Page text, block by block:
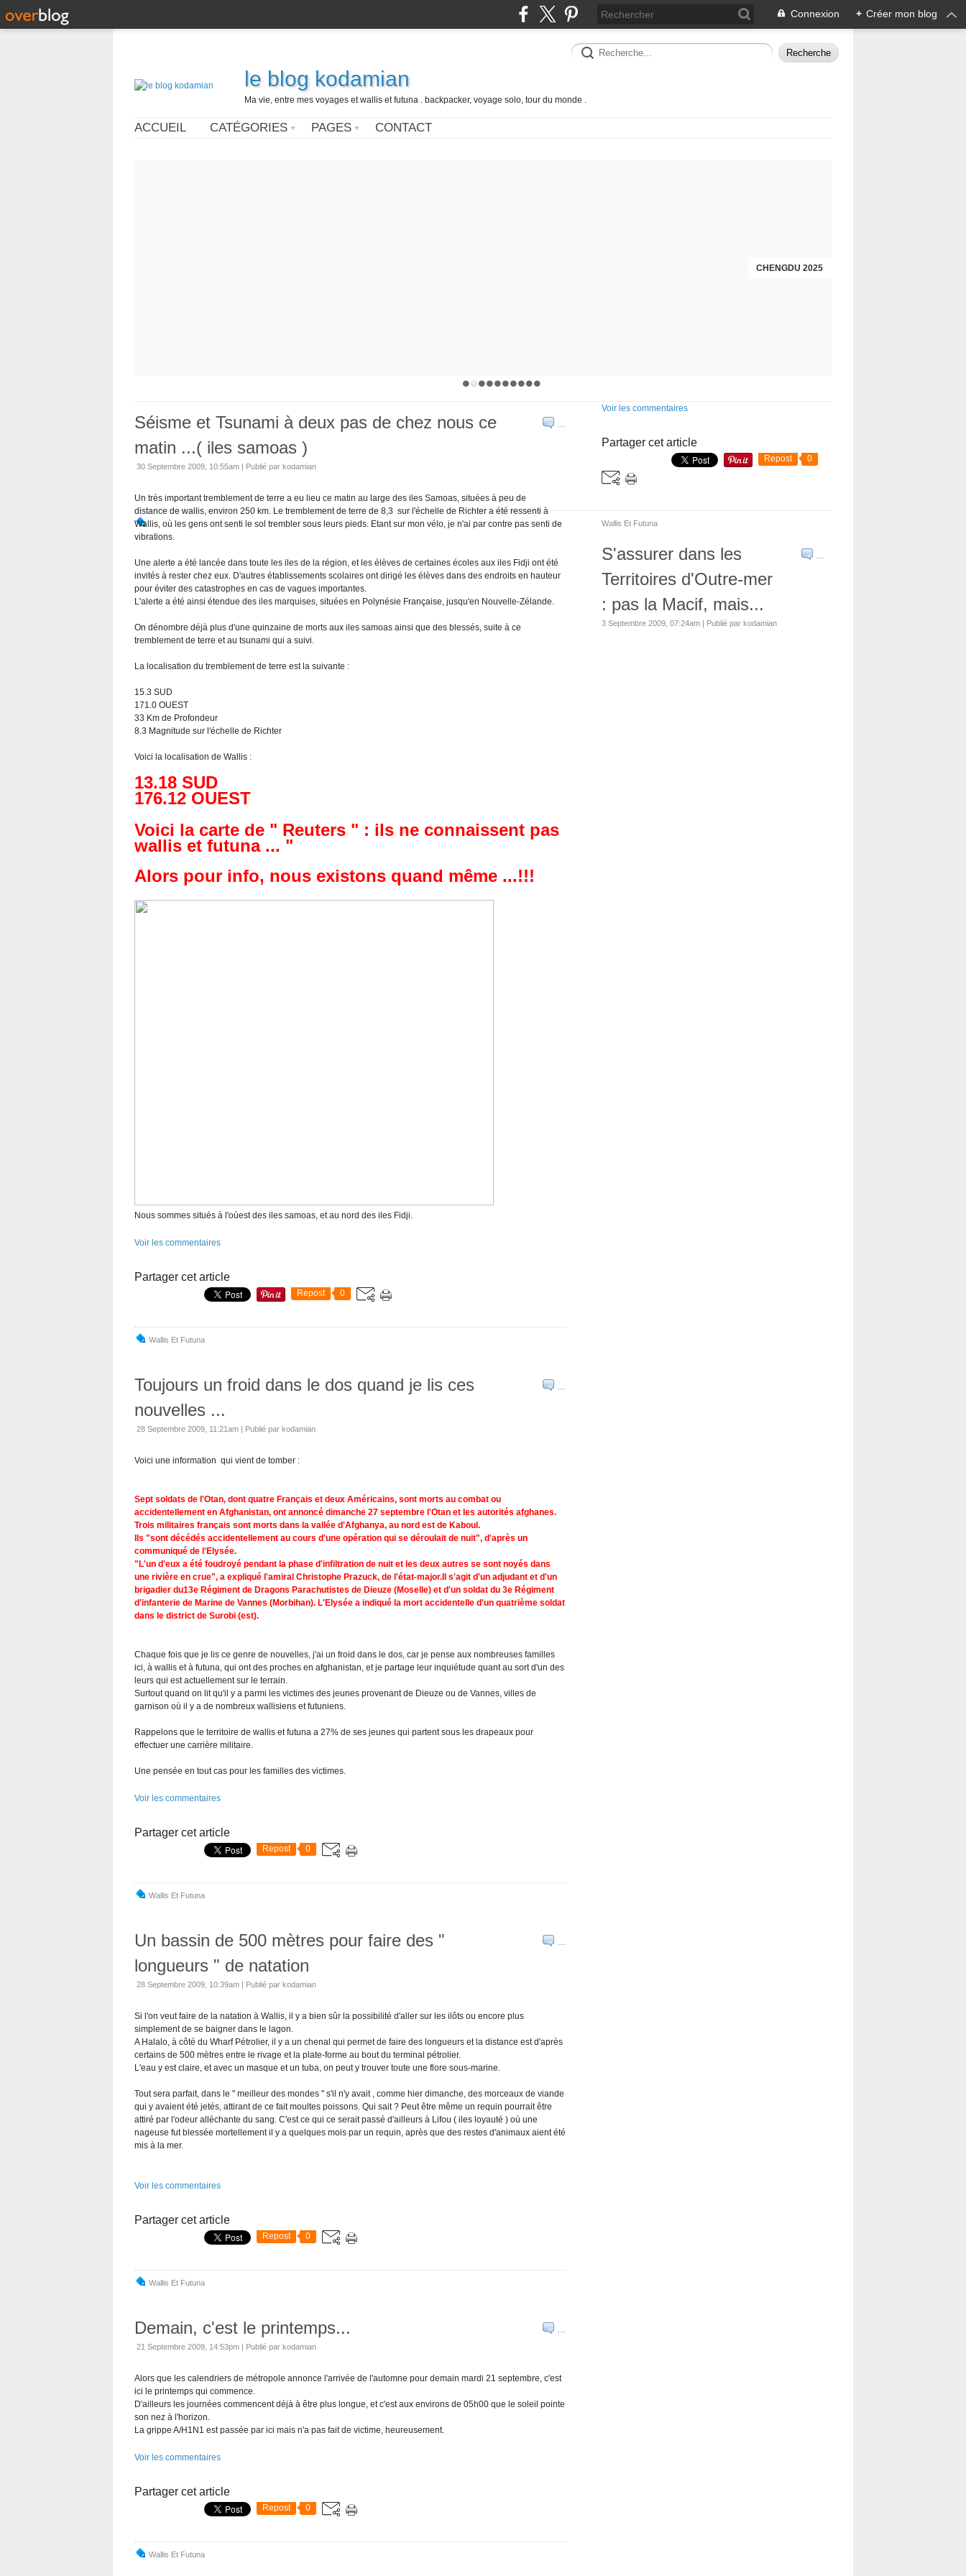
Connexion + Créer mon blog
le blog kodamian
Ma vie, entre mes voyages et wallis et futuna . backpacker, voyage solo, tour du monde .
ACCUEIL CATÉGORIES PAGES CONTACT
CHENGDU 2025
…
Séisme et Tsunami à deux pas de chez nous ce
matin ...( iles samoas )
30 Septembre 2009, 10:55am | Publié par kodamian
Un très important tremblement de terre a eu lieu ce matin au large des iles Samoas, situées à peu de
distance de wallis, environ 250 km. Le tremblement de terre de 8,3 sur l'échelle de Richter a été ressenti à
Wallis, où les gens ont senti le sol trembler sous leurs pieds. Etant sur mon vélo, je n'ai par contre pas senti de
vibrations.
Une alerte a été lancée dans toute les iles de la région, et les élèves de certaines écoles aux iles Fidji ont été
invités à rester chez eux. D'autres établissements scolaires ont dirigé les élèves dans des endroits en hauteur
pour éviter des catastrophes en cas de vagues importantes.
L'alerte a été ainsi étendue des iles marquises, situées en Polynésie Française, jusqu'en Nouvelle-Zélande.
On dénombre déjà plus d'une quinzaine de morts aux iles samoas ainsi que des blessés, suite à ce
tremblement de terre et au tsunami qui a suivi.
La localisation du tremblement de terre est la suivante :
15.3 SUD
171.0 OUEST
33 Km de Profondeur
8.3 Magnitude sur l'échelle de Richter
Voici la localisation de Wallis :
13.18 SUD
176.12 OUEST
Voici la carte de " Reuters " : ils ne connaissent pas
wallis et futuna ... "
Alors pour info, nous existons quand même ...!!!
Nous sommes situés à l'oùest des iles samoas, et au nord des iles Fidji.
Voir les commentaires
Partager cet article
Repost 0
Wallis Et Futuna
…
Toujours un froid dans le dos quand je lis ces
nouvelles ...
28 Septembre 2009, 11:21am | Publié par kodamian
Voici une information qui vient de tomber :
Sept soldats de l'Otan, dont quatre Français et deux Américains, sont morts au combat ou
accidentellement en Afghanistan, ont annoncé dimanche 27 septembre l'Otan et les autorités afghanes.
Trois militaires français sont morts dans la vallée d'Afghanya, au nord est de Kaboul.
Ils "sont décédés accidentellement au cours d'une opération qui se déroulait de nuit", d'après un
communiqué de l'Elysée.
"L'un d'eux a été foudroyé pendant la phase d'infiltration de nuit et les deux autres se sont noyés dans
une rivière en crue", a expliqué l'amiral Christophe Prazuck, de l'état-major.Il s'agit d'un adjudant et d'un
brigadier du13e Régiment de Dragons Parachutistes de Dieuze (Moselle) et d'un soldat du 3e Régiment
d'infanterie de Marine de Vannes (Morbihan). L'Elysée a indiqué la mort accidentelle d'un quatrième soldat
dans le district de Surobi (est).
Chaque fois que je lis ce genre de nouvelles, j'ai un froid dans le dos, car je pense aux nombreuses familles
ici, à wallis et à futuna, qui ont des proches en afghanistan, et je partage leur inquiétude quant au sort d'un des
leurs qui est actuellement sur le terrain.
Surtout quand on lit qu'il y a parmi les victimes des jeunes provenant de Dieuze ou de Vannes, villes de
garnison où il y a de nombreux wallisiens et futuniens.
Rappelons que le territoire de wallis et futuna a 27% de ses jeunes qui partent sous les drapeaux pour
effectuer une carrière militaire.
Une pensée en tout cas pour les familles des victimes.
Voir les commentaires
Partager cet article
Repost 0
Wallis Et Futuna
…
Un bassin de 500 mètres pour faire des "
longueurs " de natation
28 Septembre 2009, 10:39am | Publié par kodamian
Si l'on veut faire de la natation à Wallis, il y a bien sûr la possibilité d'aller sur les ilôts ou encore plus
simplement de se baigner dans le lagon.
A Halalo, à côté du Wharf Pétrolier, il y a un chenal qui permet de faire des longueurs et la distance est d'après
certains de 500 mètres entre le rivage et la plate-forme au bout du terminal pétrolier.
L'eau y est claire, et avec un masque et un tuba, on peut y trouver toute une flore sous-marine.
Tout sera parfait, dans le " meilleur des mondes " s'il n'y avait , comme hier dimanche, des morceaux de viande
qui y avaient été jetés, attirant de ce fait moultes poissons. Qui sait ? Peut être même un requin pourrait être
attiré par l'odeur alléchante du sang. C'est ce qui ce serait passé d'ailleurs à Lifou ( iles loyauté ) où une
nageuse fut blessée mortellement il y a quelques mois par un requin, après que des restes d'animaux aient été
mis à la mer.
Voir les commentaires
Partager cet article
Repost 0
Wallis Et Futuna
…
Demain, c'est le printemps...
21 Septembre 2009, 14:53pm | Publié par kodamian
Alors que les calendriers de métropole annonce l'arrivée de l'automne pour demain mardi 21 septembre, c'est
ici le printemps qui commence.
D'ailleurs les journées commencent déjà à être plus longue, et c'est aux environs de 05h00 que le soleil pointe
son nez à l'horizon.
La grippe A/H1N1 est passée par ici mais n'a pas fait de victime, heureusement.
Voir les commentaires
Partager cet article
Repost 0
Wallis Et Futuna
Voir les commentaires
Partager cet article
Repost 0
Wallis Et Futuna
…
S'assurer dans les
Territoires d'Outre-mer
: pas la Macif, mais...
3 Septembre 2009, 07:24am | Publié par kodamian